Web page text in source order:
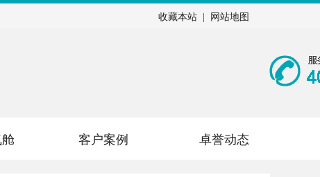
收藏本站 网站地图
客户案例 卓誉动态